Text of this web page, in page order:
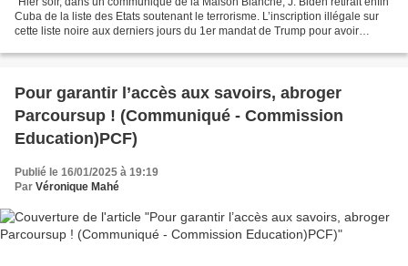
Cuba de la liste des Etats soutenant le terrorisme. L’inscription illégale sur
cette liste noire aux derniers jours du 1er mandat de Trump pour avoir
Pour garantir l’accès aux savoirs, abroger
Parcoursup ! (Communiqué - Commission
Education)PCF)
Publié le 16/01/2025 à 19:19
Par Véronique Mahé